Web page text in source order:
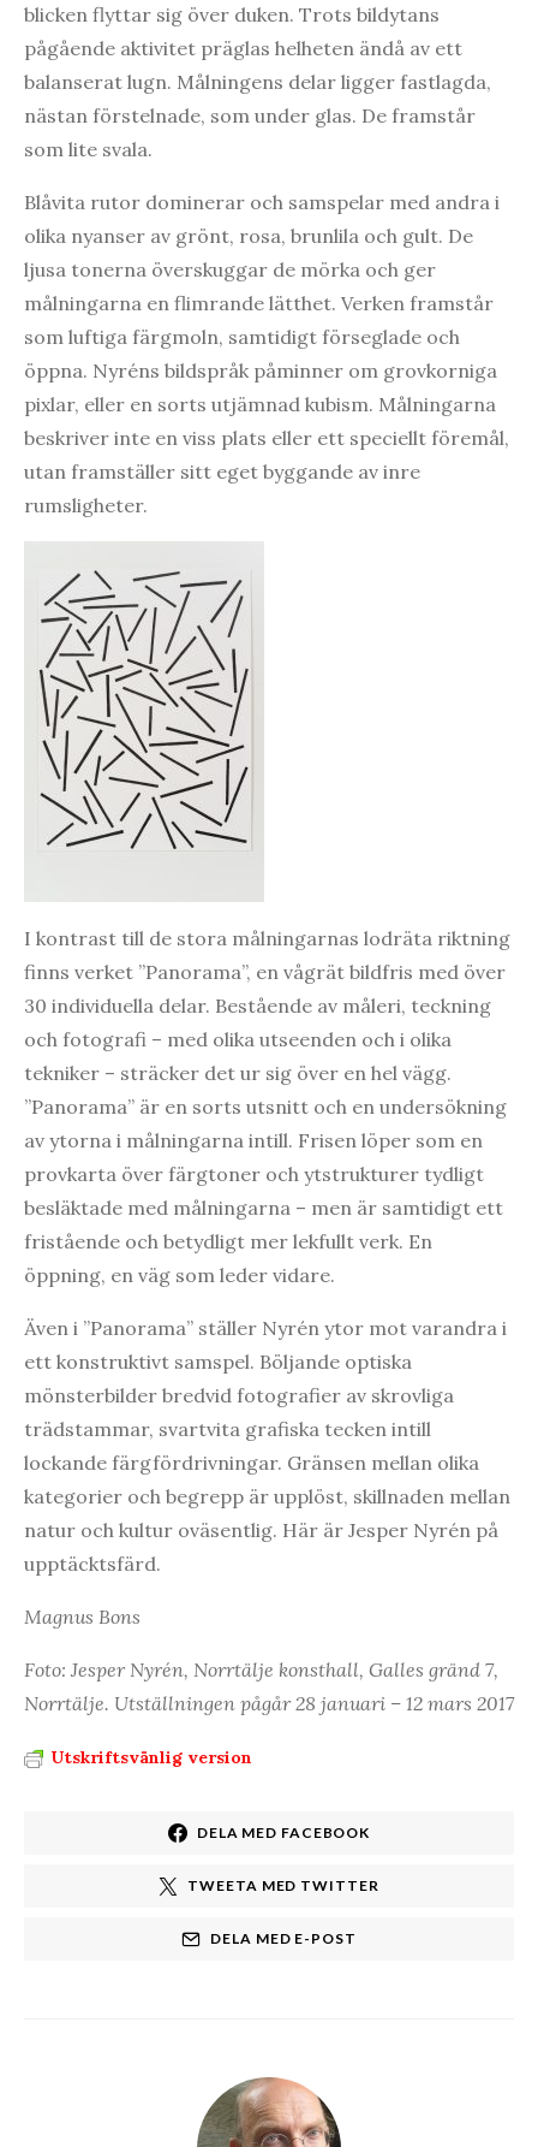
blicken flyttar sig över duken. Trots bildytans
pågående aktivitet präglas helheten ändå av ett
balanserat lugn. Målningens delar ligger fastlagda,
nästan förstelnade, som under glas. De framstår
som lite svala.
Blåvita rutor dominerar och samspelar med andra i
olika nyanser av grönt, rosa, brunlila och gult. De
ljusa tonerna överskuggar de mörka och ger
målningarna en flimrande lätthet. Verken framstår
som luftiga färgmoln, samtidigt förseglade och
öppna. Nyréns bildspråk påminner om grovkorniga
pixlar, eller en sorts utjämnad kubism. Målningarna
beskriver inte en viss plats eller ett speciellt föremål,
utan framställer sitt eget byggande av inre
rumsligheter.
I kontrast till de stora målningarnas lodräta riktning
finns verket ”Panorama”, en vågrät bildfris med över
30 individuella delar. Bestående av måleri, teckning
och fotografi – med olika utseenden och i olika
tekniker – sträcker det ur sig över en hel vägg.
”Panorama” är en sorts utsnitt och en undersökning
av ytorna i målningarna intill. Frisen löper som en
provkarta över färgtoner och ytstrukturer tydligt
besläktade med målningarna – men är samtidigt ett
fristående och betydligt mer lekfullt verk. En
öppning, en väg som leder vidare.
Även i ”Panorama” ställer Nyrén ytor mot varandra i
ett konstruktivt samspel. Böljande optiska
mönsterbilder bredvid fotografier av skrovliga
trädstammar, svartvita grafiska tecken intill
lockande färgfördrivningar. Gränsen mellan olika
kategorier och begrepp är upplöst, skillnaden mellan
natur och kultur oväsentlig. Här är Jesper Nyrén på
upptäcktsfärd.
Magnus Bons
Foto: Jesper Nyrén, Norrtälje konsthall, Galles gränd 7,
Norrtälje. Utställningen pågår 28 januari – 12 mars 2017
Utskriftsvänlig version
DELA MED FACEBOOK
TWEETA MED TWITTER
DELA MED E-POST